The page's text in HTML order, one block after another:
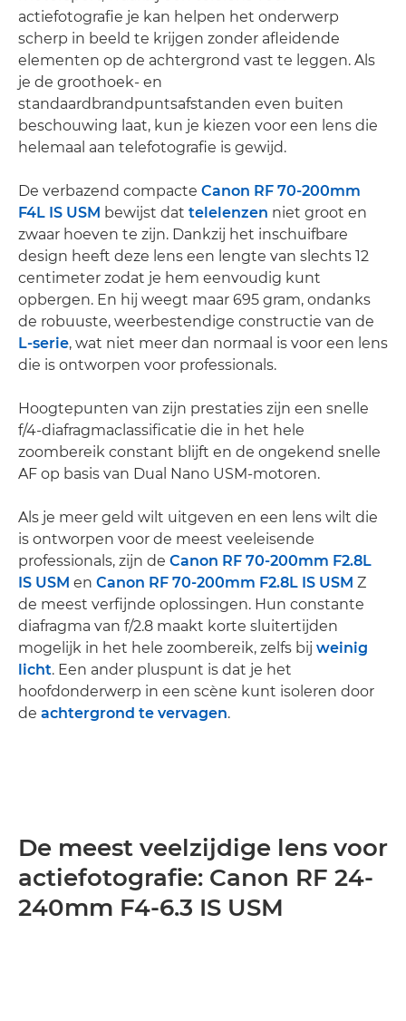
actiefotografie je kan helpen het onderwerp
scherp in beeld te krijgen zonder afleidende
elementen op de achtergrond vast te leggen. Als
je de groothoek- en
standaardbrandpuntsafstanden even buiten
beschouwing laat, kun je kiezen voor een lens die
helemaal aan telefotografie is gewijd.
De verbazend compacte Canon RF 70-200mm
F4L IS USM bewijst dat telelenzen niet groot en
zwaar hoeven te zijn. Dankzij het inschuifbare
design heeft deze lens een lengte van slechts 12
centimeter zodat je hem eenvoudig kunt
opbergen. En hij weegt maar 695 gram, ondanks
de robuuste, weerbestendige constructie van de
L-serie, wat niet meer dan normaal is voor een lens
die is ontworpen voor professionals.
Hoogtepunten van zijn prestaties zijn een snelle
f/4-diafragmaclassificatie die in het hele
zoombereik constant blijft en de ongekend snelle
AF op basis van Dual Nano USM-motoren.
Als je meer geld wilt uitgeven en een lens wilt die
is ontworpen voor de meest veeleisende
professionals, zijn de Canon RF 70-200mm F2.8L
IS USM en Canon RF 70-200mm F2.8L IS USM Z
de meest verfijnde oplossingen. Hun constante
diafragma van f/2.8 maakt korte sluitertijden
mogelijk in het hele zoombereik, zelfs bij weinig
licht. Een ander pluspunt is dat je het
hoofdonderwerp in een scène kunt isoleren door
de achtergrond te vervagen.
De meest veelzijdige lens voor
actiefotografie: Canon RF 24-
240mm F4-6.3 IS USM